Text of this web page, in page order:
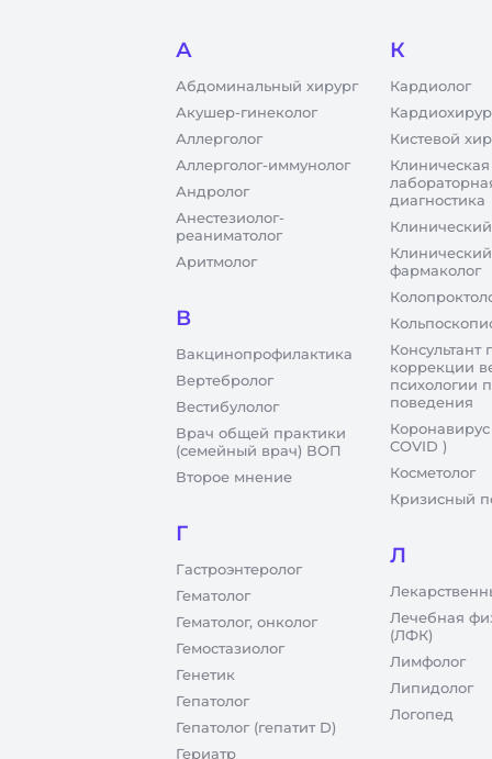
А
Абдоминальный хирург
Акушер-гинеколог
Аллерголог
Аллерголог-иммунолог
Андролог
Анестезиолог-
реаниматолог
Аритмолог
В
Вакцинопрофилактика
Вертебролог
Вестибулолог
Врач общей практики
(семейный врач) ВОП
Второе мнение
Г
Гастроэнтеролог
Гематолог
Гематолог, онколог
Гемостазиолог
Генетик
Гепатолог
Гепатолог (гепатит D)
Гериатр
К
Кардиолог
Кистевой
Клиническая
диагностика
Клинический
фармаколог
Консультант
коррекции
психологии
поведения
COVID )
Косметолог
Кризисный
Л
Лечебная
(ЛФК)
Лимфолог
Липидолог
Логопед